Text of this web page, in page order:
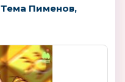
Пименов,